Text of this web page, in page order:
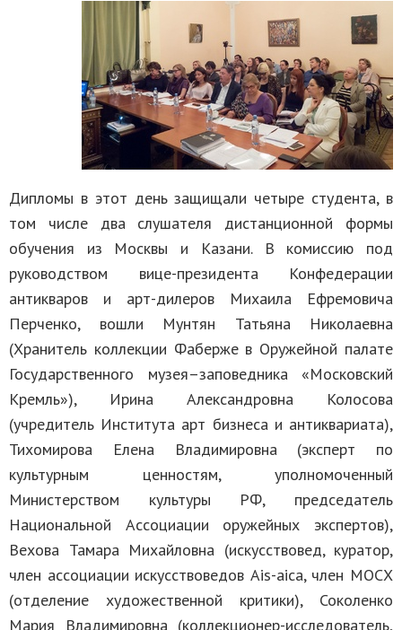
Дипломы в этот день защищали четыре студента, в
том числе два слушателя дистанционной формы
обучения из Москвы и Казани. В комиссию под
руководством вице-президента Конфедерации
антикваров и арт-дилеров Михаила Ефремовича
Перченко, вошли Мунтян Татьяна Николаевна
(Хранитель коллекции Фаберже в Оружейной палате
Государственного музея–заповедника «Московский
Кремль»), Ирина Александровна Колосова
(учредитель Института арт бизнеса и антиквариата),
Тихомирова Елена Владимировна (эксперт по
культурным ценностям, уполномоченный
Министерством культуры РФ, председатель
Национальной Ассоциации оружейных экспертов),
Вехова Тамара Михайловна (искусствовед, куратор,
член ассоциации искусствоведов Ais-aica, член МОСХ
(отделение художественной критики), Соколенко
Мария Владимировна (коллекционер-исследователь,